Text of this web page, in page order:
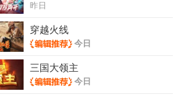
昨日
穿越火线
今日
三国大领主
今日